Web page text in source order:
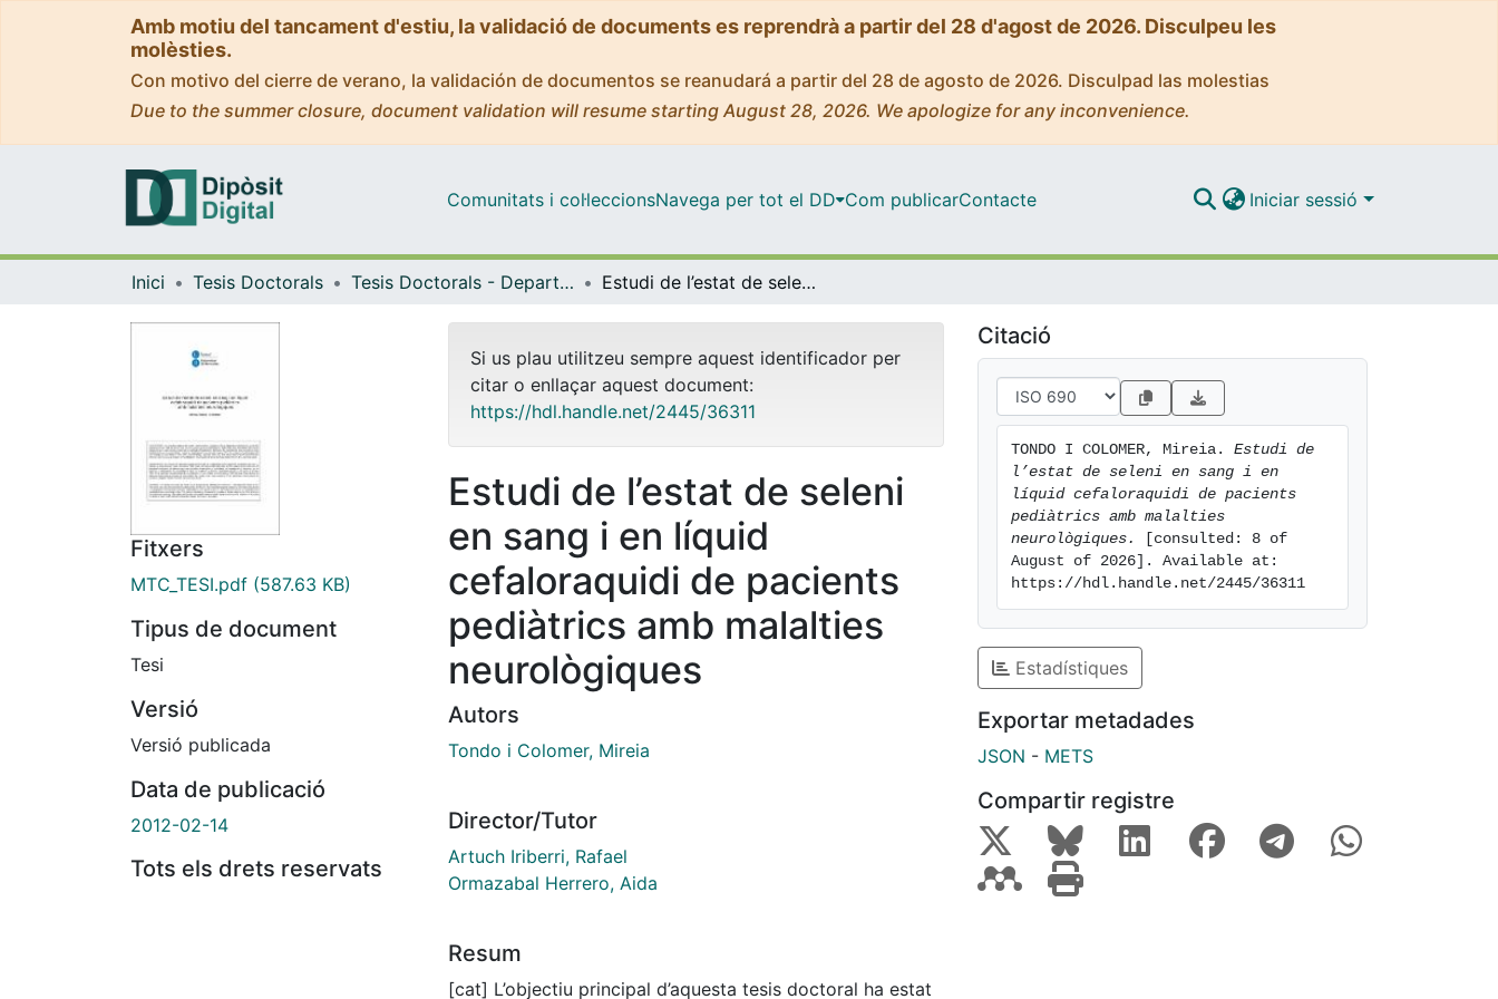
Amb motiu del tancament d'estiu, la validació de documents es reprendrà a partir del 28 d'agost de 2026. Disculpeu les
molèsties.
Con motivo del cierre de verano, la validación de documentos se reanudará a partir del 28 de agosto de 2026. Disculpad las molestias
Due to the summer closure, document validation will resume starting August 28, 2026. We apologize for any inconvenience.
Comunitats i col·leccionsNavega per tot el DD Com publicarContacte Iniciar sessió
Inici Tesis Doctorals Tesis Doctorals - Departament - Bioquímica i Biologia Molecular (Farmàcia) Estudi de l’estat de seleni en sang i en líquid cefaloraquidi de pacients pediàtrics amb malalties neurològiques
Fitxers
MTC_TESI.pdf (587.63 KB)
Tipus de document
Tesi
Versió
Versió publicada
Data de publicació
2012-02-14
Tots els drets reservats
Si us plau utilitzeu sempre aquest identificador per
citar o enllaçar aquest document:
https://hdl.handle.net/2445/36311
Estudi de l’estat de seleni
en sang i en líquid
cefaloraquidi de pacients
pediàtrics amb malalties
neurològiques
Autors
Tondo i Colomer, Mireia
Director/Tutor
Artuch Iriberri, Rafael
Ormazabal Herrero, Aida
Resum
[cat] L’objectiu principal d’aquesta tesis doctoral ha estat
Citació
TONDO I COLOMER, Mireia. Estudi de
l’estat de seleni en sang i en
líquid cefaloraquidi de pacients
pediàtrics amb malalties
neurològiques.
[consulted: 8 of
August of 2026]. Available at:
https://hdl.handle.net/2445/36311
Estadístiques
Exportar metadades
JSON - METS
Compartir registre